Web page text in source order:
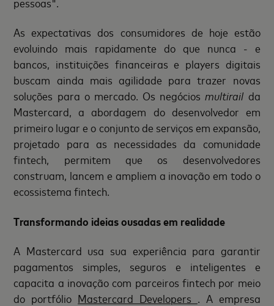
As expectativas dos consumidores de hoje estão
evoluindo mais rapidamente do que nunca - e
bancos, instituições financeiras e players digitais
buscam ainda mais agilidade para trazer novas
soluções para o mercado. Os negóciosmultirail da
Mastercard, a abordagem do desenvolvedor em
primeiro lugar e o conjunto de serviços em expansão,
projetado para as necessidades da comunidade
fintech, permitem que os desenvolvedores
construam, lancem e ampliem a inovação em todo o
ecossistema fintech.
Transformando ideias ousadas em realidade
A Mastercard usa sua experiência para garantir
pagamentos simples, seguros e inteligentes e
capacita a inovação com parceiros fintech por meio
do portfólio Mastercard Developers . A empresa